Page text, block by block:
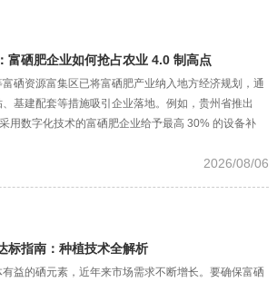
富硒肥企业如何抢占农业 4.0 制高点
硒资源富集区已将富硒肥产业纳入地方经济规划，通
基建配套等措施吸引企业落地。例如，贵州省推出
用数字化技术的富硒肥企业给予最高 30% 的设备补
2026/08/06
标指南：种植技术全解析
益的硒元素，近年来市场需求不断增长。要确保富硒